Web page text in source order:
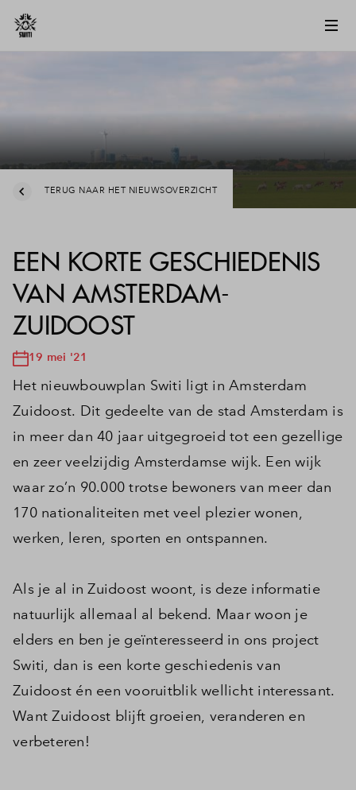
TERUG NAAR HET NIEUWSOVERZICHT
EEN KORTE GESCHIEDENIS
VAN AMSTERDAM-
ZUIDOOST
19 mei '21
Het nieuwbouwplan Switi ligt in Amsterdam
Zuidoost. Dit gedeelte van de stad Amsterdam is
in meer dan 40 jaar uitgegroeid tot een gezellige
en zeer veelzijdig Amsterdamse wijk. Een wijk
waar zo’n 90.000 trotse bewoners van meer dan
170 nationaliteiten met veel plezier wonen,
werken, leren, sporten en ontspannen.
Als je al in Zuidoost woont, is deze informatie
natuurlijk allemaal al bekend. Maar woon je
elders en ben je geïnteresseerd in ons project
Switi, dan is een korte geschiedenis van
Zuidoost én een vooruitblik wellicht interessant.
Want Zuidoost blijft groeien, veranderen en
verbeteren!